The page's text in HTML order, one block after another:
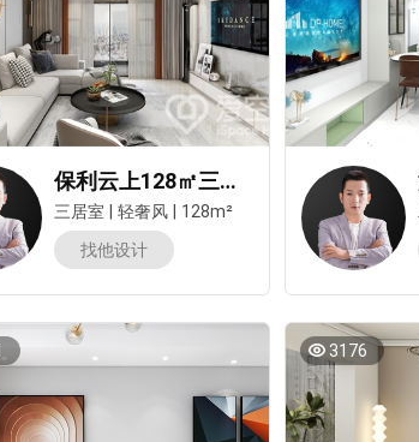
保利云上128㎡三居室轻奢风装修案例
三居室 轻奢风
128m²
找他设计
3176